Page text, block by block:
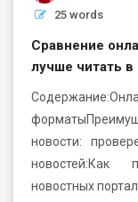
25 words
Сравнение
лучше читать в
новости:
новостей:Как
новостных